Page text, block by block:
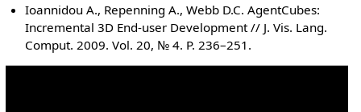
Ioannidou A., Repenning A., Webb D.C. AgentCubes:
Incremental 3D End-user Development // J. Vis. Lang.
Comput. 2009. Vol. 20, № 4. P. 236–251.